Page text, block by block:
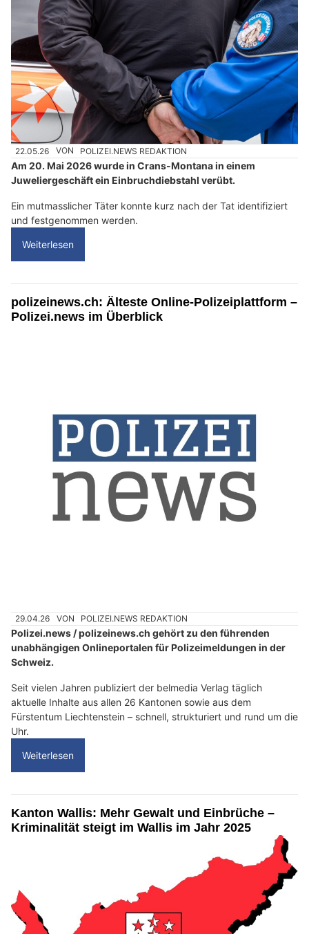
22.05.26 VON POLIZEI.NEWS REDAKTION
Am 20. Mai 2026 wurde in Crans-Montana in einem
Juweliergeschäft ein Einbruchdiebstahl verübt.
Ein mutmasslicher Täter konnte kurz nach der Tat identifiziert
und festgenommen werden.
Weiterlesen
polizeinews.ch: Älteste Online-Polizeiplattform –
Polizei.news im Überblick
29.04.26 VON POLIZEI.NEWS REDAKTION
Polizei.news / polizeinews.ch gehört zu den führenden
unabhängigen Onlineportalen für Polizeimeldungen in der
Schweiz.
Seit vielen Jahren publiziert der belmedia Verlag täglich
aktuelle Inhalte aus allen 26 Kantonen sowie aus dem
Fürstentum Liechtenstein – schnell, strukturiert und rund um die
Uhr.
Weiterlesen
Kanton Wallis: Mehr Gewalt und Einbrüche –
Kriminalität steigt im Wallis im Jahr 2025